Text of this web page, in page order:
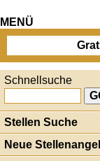
MENÜ
Schnellsuche
Stellen Suche
Neue